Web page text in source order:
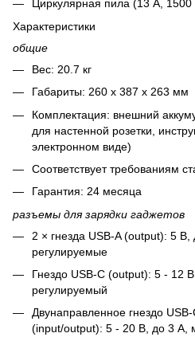
Циркулярная пила (13 А, 1500
Характеристики
общие
Вес: 20.7 кг
Габариты: 260 х 387 х 263 мм
Комплектация: внешний
для настенной розетки,
электронном виде)
Соответствует требованиям
Гарантия: 24 месяца
разъемы для зарядки гаджетов
2 × гнезда USB-A (output): 5
регулируемые
Гнездо USB-C (output): 5 - 12
регулируемый
Двунаправленное гнездо
(input/output): 5 - 20 В, до 3 А,